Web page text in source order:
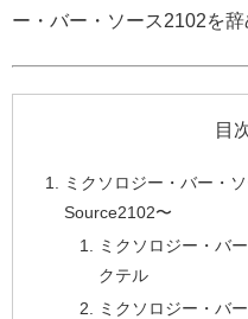
ー・バー・ソース2102を辞
目
ミクソロジー・バー・
Source2102〜
ミクソロジー・バ
クテル
ミクソロジー・バ